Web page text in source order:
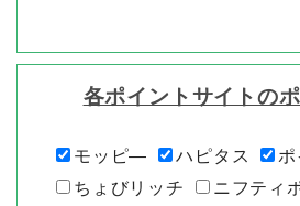
各ポイントサイトの
モッピ― ハピタス
ちょびリッチ
ニフティ